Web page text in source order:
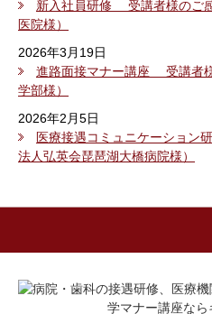
新入社員研修 受講者様のご
医院様）
2026年3月19日
進路面接マナー講座 受講者
学部様）
2026年2月5日
医療接遇コミュニケーショ
法人弘英会琵琶湖大橋病院様）